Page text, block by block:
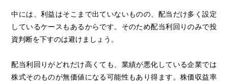
中には、利益はそこまで出ていないものの、配当だけ多く設定
しているケースもあるからです。そのため配当利回りのみで投
資判断を下すのは避けましょう。
配当利回りがどれだけ高くても、業績が悪化している企業では
株式そのものが無価値になる可能性もあり得ます。株価収益率